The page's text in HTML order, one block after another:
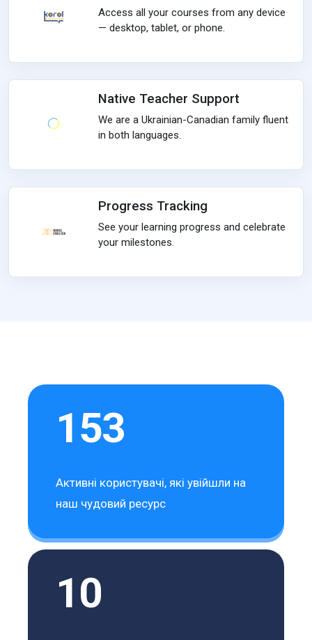
Access all your courses from any device
— desktop, tablet, or phone.
Native Teacher Support
We are a Ukrainian-Canadian family fluent
in both languages.
Progress Tracking
See your learning progress and celebrate
your milestones.
153
Активні користувачі, які увійшли на
наш чудовий ресурс
10